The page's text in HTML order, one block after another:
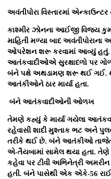
અવંતીપોરા વિસ્તારમાં
કાશ્મીર ઝોનના આઈજી વિજય
માહિતી મળ્યા બાદ અવંતીપોરાના
ઓપરેશન શરૂ કરવામાં આવ્યું હતું.
આતંકવાદીઓએ સુરક્ષાદળો પર
બંને પક્ષે અથડામણ શરૂ થઈ ગઈ.
આતંકીઓને ઠાર માર્યા હતા.
બંને આતંકવાદીઓની ઓળખ
તેમણે કહ્યું કે માર્યા ગયેલા
રહેવાસી શાદી મુશ્તાક ભટ અને
તરીકે થઈ છે. બંને આતંકીઓ
એ-તૈયબામાં સામેલ થયા હતા. તેણે
કહેવા પર ટીવી અભિનેત્રી અમરીન
હતી. બંને પાસેથી એક એકે-56